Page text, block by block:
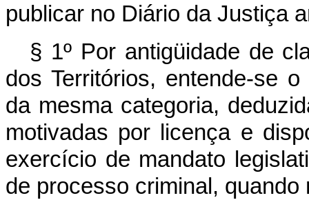
publicar no Diário da Justiça
§ 1º Por antigüidade de
dos Territórios, entende-se
da mesma categoria,
motivadas por licença e
exercício de mandato
de processo criminal,